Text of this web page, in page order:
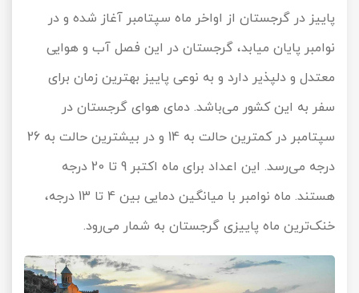
پاییز در گرجستان از اواخر ماه سپتامبر آغاز شده و در
نوامبر پایان میابد، گرجستان در این فصل آب و هوایی
معتدل و دلپذیر دارد و به نوعی پاییز بهترین زمان برای
سفر به این کشور می‌باشد. دمای هوای گرجستان در
سپتامبر در کمترین حالت به 14 و در بیشترین حالت به 26
درجه می‌رسد. این اعداد برای ماه اکتبر 9 تا 20 درجه
هستند. ماه نوامبر با میانگین دمایی بین 4 تا 13 درجه،
خنک‌ترین ماه پاییزی گرجستان به شمار می‌رود.